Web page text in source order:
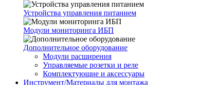
Устройства управления питанием
Модули мониторинга ИБП
Дополнительное оборудование
Модули расширения
Управляемые розетки и реле
Комплектующие и аксессуары
Инструмент/Материалы для монтажа